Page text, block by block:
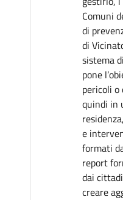
Comuni
di
di
sistema
pone
pericoli
quindi in
e
formati
report
dai
creare